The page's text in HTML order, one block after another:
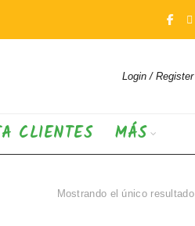
Login / Register
CLIENTES MÁS
Mostrando el único resultado